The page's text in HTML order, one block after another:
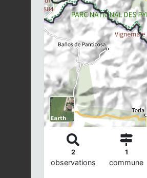
2
observations
1
commune